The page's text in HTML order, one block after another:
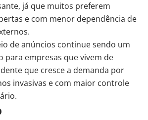
já que muitos preferem
e com menor dependência de
de anúncios continue sendo um
para empresas que vivem de
que cresce a demanda por
invasivas e com maior controle